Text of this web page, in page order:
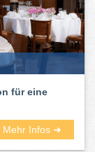
für eine
Mehr Infos ➜